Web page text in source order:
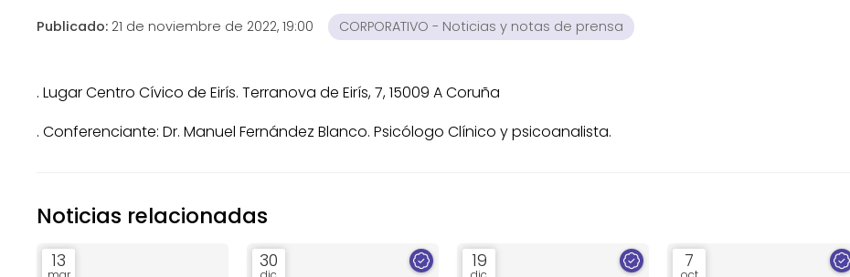
Publicado: 21 de noviembre de 2022, 19:00 CORPORATIVO - Noticias y notas de prensa
. Lugar Centro Cívico de Eirís. Terranova de Eirís, 7, 15009 A Coruña
. Conferenciante: Dr. Manuel Fernández Blanco. Psicólogo Clínico y psicoanalista.
Noticias relacionadas
13 30 19 7